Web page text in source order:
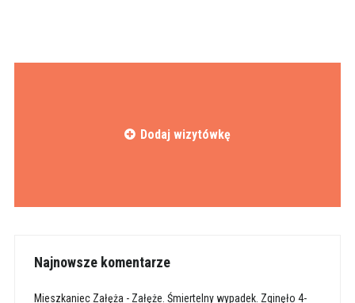
Dodaj wizytówkę
Najnowsze komentarze
Mieszkaniec Załęża - Załęże. Śmiertelny wypadek. Zginęło 4-